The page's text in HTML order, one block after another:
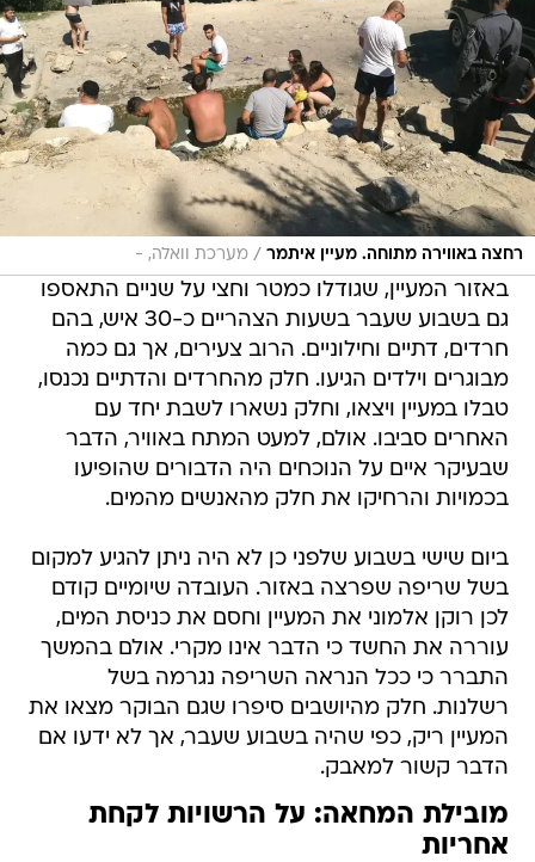
רחצה באווירה מתוחה. מעיין איתמר / מערכת וואלה, -
באזור המעיין, שגודלו כמטר וחצי על שניים התאספו
גם בשבוע שעבר בשעות הצהריים כ-30 איש, בהם
חרדים, דתיים וחילוניים. הרוב צעירים, אך גם כמה
מבוגרים וילדים הגיעו. חלק מהחרדים והדתיים נכנסו,
טבלו במעיין ויצאו, וחלק נשארו לשבת יחד עם
האחרים סביבו. אולם, למעט המתח באוויר, הדבר
שבעיקר איים על הנוכחים היה הדבורים שהופיעו
בכמויות והרחיקו את חלק מהאנשים מהמים.
ביום שישי בשבוע שלפני כן לא היה ניתן להגיע למקום
בשל שריפה שפרצה באזור. העובדה שיומיים קודם
לכן רוקן אלמוני את המעיין וחסם את כניסת המים,
עוררה את החשד כי הדבר אינו מקרי. אולם בהמשך
התברר כי ככל הנראה השריפה נגרמה בשל
רשלנות. חלק מהיושבים סיפרו שגם הבוקר מצאו את
המעיין ריק, כפי שהיה בשבוע שעבר, אך לא ידעו אם
הדבר קשור למאבק.
מובילת המחאה: על הרשויות לקחת
אחריות